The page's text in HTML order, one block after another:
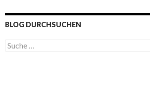
BLOG DURCHSUCHEN
S
u